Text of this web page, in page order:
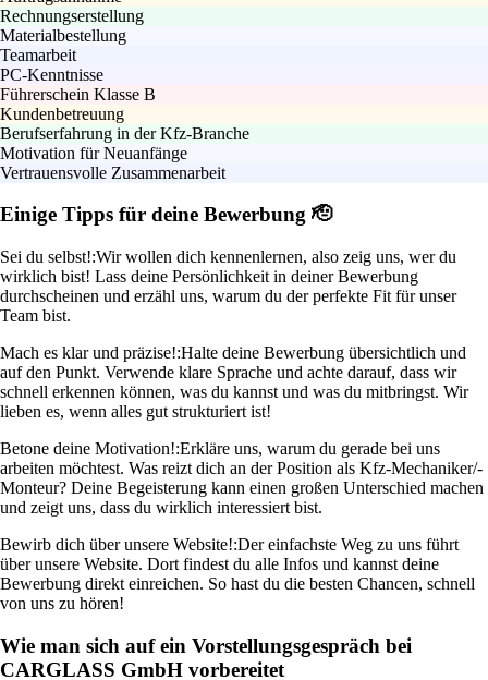
Rechnungserstellung
Materialbestellung
Teamarbeit
PC-Kenntnisse
Führerschein Klasse B
Kundenbetreuung
Berufserfahrung in der Kfz-Branche
Motivation für Neuanfänge
Vertrauensvolle Zusammenarbeit
Einige Tipps für deine Bewerbung 🫡
Sei du selbst!:Wir wollen dich kennenlernen, also zeig uns, wer du
wirklich bist! Lass deine Persönlichkeit in deiner Bewerbung
durchscheinen und erzähl uns, warum du der perfekte Fit für unser
Team bist.
Mach es klar und präzise!:Halte deine Bewerbung übersichtlich und
auf den Punkt. Verwende klare Sprache und achte darauf, dass wir
schnell erkennen können, was du kannst und was du mitbringst. Wir
lieben es, wenn alles gut strukturiert ist!
Betone deine Motivation!:Erkläre uns, warum du gerade bei uns
arbeiten möchtest. Was reizt dich an der Position als Kfz-Mechaniker/-
Monteur? Deine Begeisterung kann einen großen Unterschied machen
und zeigt uns, dass du wirklich interessiert bist.
Bewirb dich über unsere Website!:Der einfachste Weg zu uns führt
über unsere Website. Dort findest du alle Infos und kannst deine
Bewerbung direkt einreichen. So hast du die besten Chancen, schnell
von uns zu hören!
Wie man sich auf ein Vorstellungsgespräch bei
CARGLASS GmbH vorbereitet